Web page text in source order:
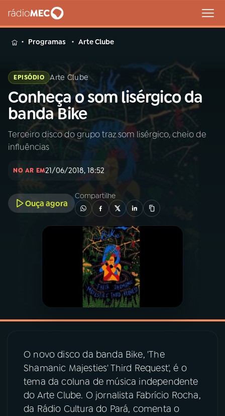
MENU
Buscar
na
Rádio
MEC
Buscar
PROGRAMAÇÃO
PROGRAMAS
VIDEOCASTS
07ÚLTIMAS
Programas Arte Clube
EPISÓDIO Arte Clube
Conheça o som lisérgico da
banda Bike
Terceiro disco do grupo traz som lisérgico, cheio de
influências
NO AR EM21/06/2018, 18:52
Ouça agora
Compartilhe
O novo disco da banda Bike, 'The
Shamanic Majesties' Third Request', é o
tema da coluna de música independente
do Arte Clube. O jornalista Fabrício Rocha,
da Rádio Cultura do Pará, comenta o